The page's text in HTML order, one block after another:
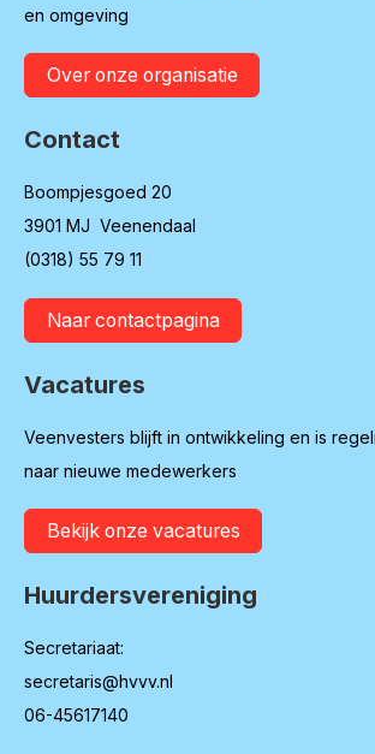
en omgeving
Over onze organisatie
Contact
Boompjesgoed 20
3901 MJ Veenendaal
(0318) 55 79 11
Naar contactpagina
Vacatures
Veenvesters blijft in ontwikkeling en is
naar nieuwe medewerkers
Bekijk onze vacatures
Huurdersvereniging
Secretariaat:
secretaris@hvvv.nl
06-45617140